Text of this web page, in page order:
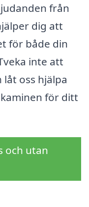
från
dig att
för både din
inte att
oss hjälpa
för ditt
och utan